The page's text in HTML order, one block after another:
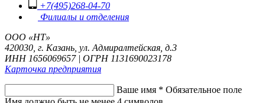
+7(495)268-04-70
Филиалы и отделения
ООО «НТ»
420030, г. Казань, ул. Адмиралтейская, д.3
ИНН 1656069657 | ОГРН 1131690023178
Карточка предприятия
Ваше имя * Обязательное поле